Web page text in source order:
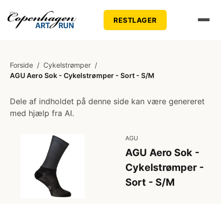
RESTLAGER
Forside / Cykelstrømper /
AGU Aero Sok - Cykelstrømper - Sort - S/M
Dele af indholdet på denne side kan være genereret
med hjælp fra AI.
AGU
AGU Aero Sok -
Cykelstrømper -
Sort - S/M